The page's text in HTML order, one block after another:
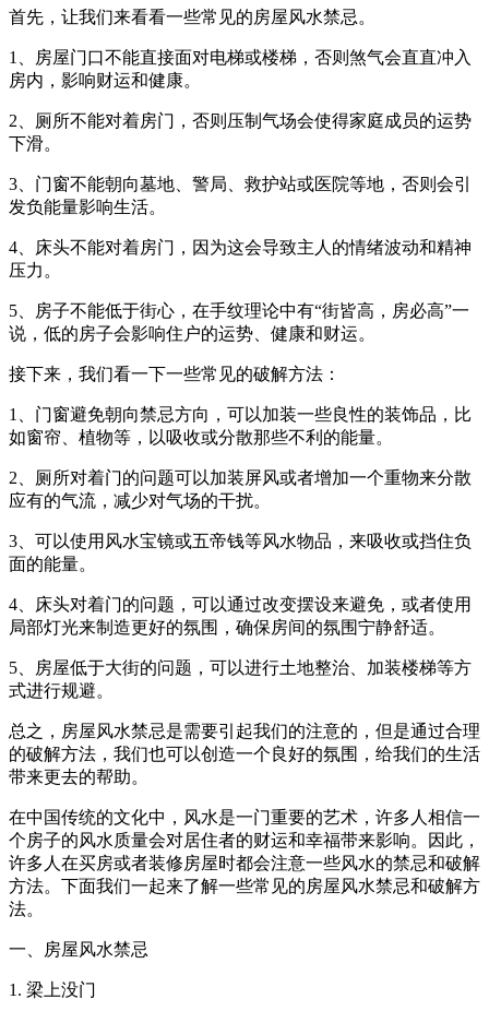
首先，让我们来看看一些常见的房屋风水禁忌。
1、房屋门口不能直接面对电梯或楼梯，否则煞气会直直冲入
房内，影响财运和健康。
2、厕所不能对着房门，否则压制气场会使得家庭成员的运势
下滑。
3、门窗不能朝向墓地、警局、救护站或医院等地，否则会引
发负能量影响生活。
4、床头不能对着房门，因为这会导致主人的情绪波动和精神
压力。
5、房子不能低于街心，在手纹理论中有“街皆高，房必高”一
说，低的房子会影响住户的运势、健康和财运。
接下来，我们看一下一些常见的破解方法：
1、门窗避免朝向禁忌方向，可以加装一些良性的装饰品，比
如窗帘、植物等，以吸收或分散那些不利的能量。
2、厕所对着门的问题可以加装屏风或者增加一个重物来分散
应有的气流，减少对气场的干扰。
3、可以使用风水宝镜或五帝钱等风水物品，来吸收或挡住负
面的能量。
4、床头对着门的问题，可以通过改变摆设来避免，或者使用
局部灯光来制造更好的氛围，确保房间的氛围宁静舒适。
5、房屋低于大街的问题，可以进行土地整治、加装楼梯等方
式进行规避。
总之，房屋风水禁忌是需要引起我们的注意的，但是通过合理
的破解方法，我们也可以创造一个良好的氛围，给我们的生活
带来更去的帮助。
在中国传统的文化中，风水是一门重要的艺术，许多人相信一
个房子的风水质量会对居住者的财运和幸福带来影响。因此，
许多人在买房或者装修房屋时都会注意一些风水的禁忌和破解
方法。下面我们一起来了解一些常见的房屋风水禁忌和破解方
法。
一、房屋风水禁忌
1. 梁上没门